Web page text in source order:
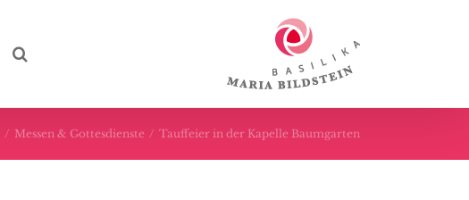
/ Messen & Gottesdienste / Tauffeier in der Kapelle Baumgarten